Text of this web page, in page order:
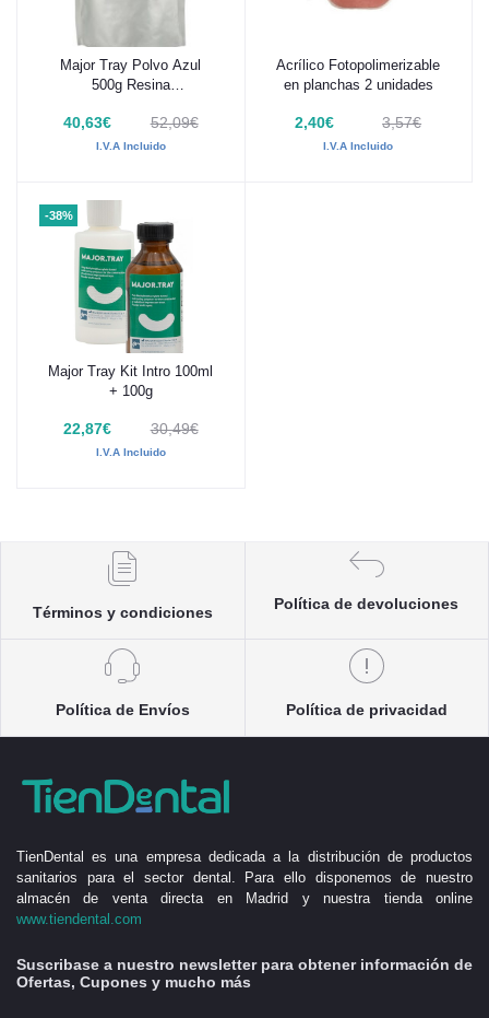
Añadir al carrito
Major Tray Polvo Azul
500g Resina
cubetas
40,63€ 52,09€
I.V.A Incluido
Añadir al carrito
Acrílico Fotopolimerizable
en planchas 2 unidades
2,40€ 3,57€
I.V.A Incluido
-38%
Añadir al carrito
Major Tray Kit Intro 100ml
+ 100g
22,87€ 30,49€
I.V.A Incluido
Términos y condiciones
Política de devoluciones
Política de Envíos Política de privacidad
TienDental es una empresa dedicada a la distribución de productos
sanitarios para el sector dental. Para ello disponemos de nuestro
almacén de venta directa en Madrid y nuestra tienda online
www.tiendental.com
Suscribase a nuestro newsletter para obtener información de
Ofertas, Cupones y mucho más